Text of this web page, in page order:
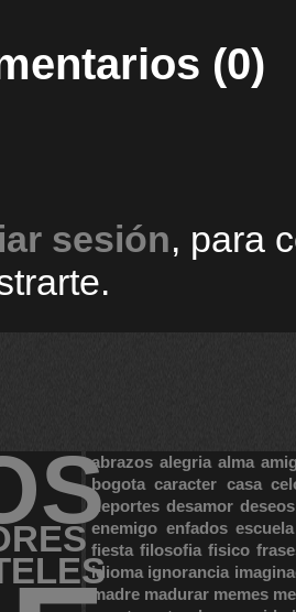
(0)
sesión, para
abrazos alegria alma
bogota caracter casa
deportes desamor deseos
enemigo enfados escuela
fiesta filosofia fisico
idioma ignorancia
madre madurar memes